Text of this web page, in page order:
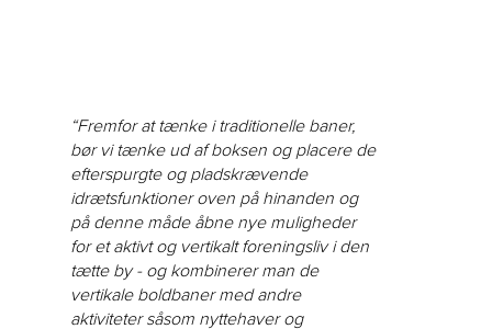
“Fremfor at tænke i traditionelle baner,
bør vi tænke ud af boksen og placere de
efterspurgte og pladskrævende
idrætsfunktioner oven på hinanden og
på denne måde åbne nye muligheder
for et aktivt og vertikalt foreningsliv i den
tætte by - og kombinerer man de
vertikale boldbaner med andre
aktiviteter såsom nyttehaver og